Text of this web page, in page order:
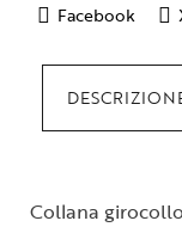
Facebook
Collana